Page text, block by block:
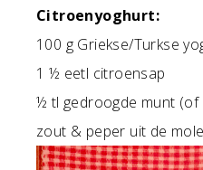
Citroenyoghurt:
100 g Griekse/Turkse
1 ½ eetl citroensap
½ tl gedroogde munt (of
zout & peper uit de